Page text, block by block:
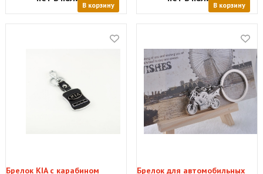
В корзину В корзину
Брелок KIA с карабином
Брелок для автомобильных